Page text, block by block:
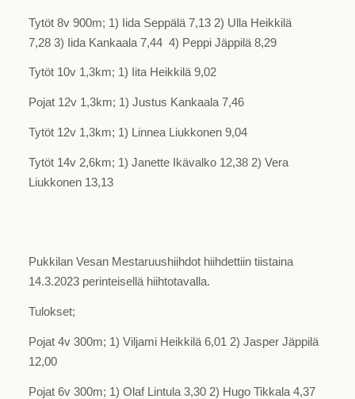
Tytöt 8v 900m; 1) Iida Seppälä 7,13 2) Ulla Heikkilä
7,28 3) Iida Kankaala 7,44 4) Peppi Jäppilä 8,29
Tytöt 10v 1,3km; 1) Iita Heikkilä 9,02
Pojat 12v 1,3km; 1) Justus Kankaala 7,46
Tytöt 12v 1,3km; 1) Linnea Liukkonen 9,04
Tytöt 14v 2,6km; 1) Janette Ikävalko 12,38 2) Vera
Liukkonen 13,13
Pukkilan Vesan Mestaruushiihdot hiihdettiin tiistaina
14.3.2023 perinteisellä hiihtotavalla.
Tulokset;
Pojat 4v 300m; 1) Viljami Heikkilä 6,01 2) Jasper Jäppilä
12,00
Pojat 6v 300m; 1) Olaf Lintula 3,30 2) Hugo Tikkala 4,37